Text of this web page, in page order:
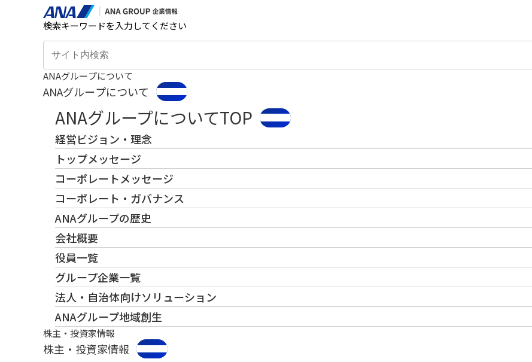
検索キーワードを入力してください
ANAグループについて
ANAグループについて
ANAグループについてTOP
経営ビジョン・理念
トップメッセージ
コーポレートメッセージ
コーポレート・ガバナンス
ANAグループの歴史
会社概要
役員一覧
グループ企業一覧
法人・自治体向けソリューション
ANAグループ地域創生
株主・投資家情報
株主・投資家情報